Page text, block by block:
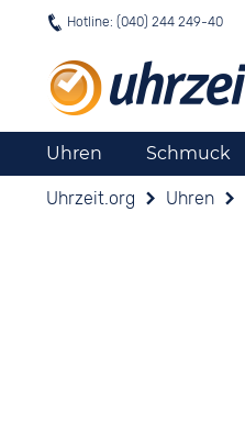
Hotline: (040) 244 249-40
Uhren Schmuck
Uhrzeit.org Uhren